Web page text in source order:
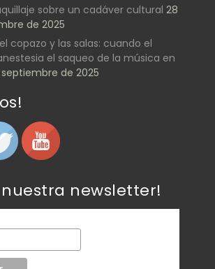
sobre un cadáver cultural 28
de 2025
copazo y las salas: cuando el
el saqueo de la música en
septiembre de 2025
nuestra newsletter!